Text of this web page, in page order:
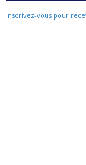
Inscrivez-vous pour